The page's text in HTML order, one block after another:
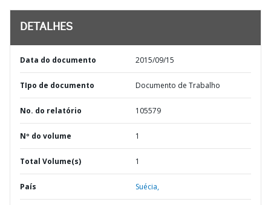
DETALHES
Data do documento 2015/09/15
TIpo de documento Documento de Trabalho
No. do relatório 105579
Nº do volume 1
Total Volume(s) 1
País Suécia,